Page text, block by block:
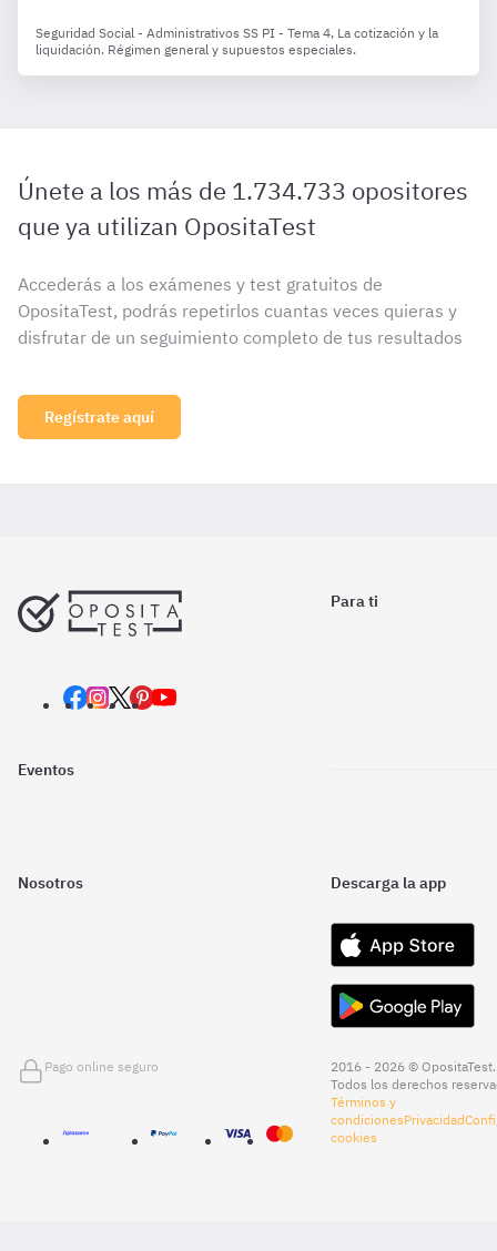
Seguridad Social - Administrativos SS PI - Tema 4, La cotización y la
liquidación. Régimen general y supuestos especiales.
Únete a los más de 1.734.733 opositores
que ya utilizan OpositaTest
Accederás a los exámenes y test gratuitos de
OpositaTest, podrás repetirlos cuantas veces quieras y
disfrutar de un seguimiento completo de tus resultados
Regístrate aquí
Para ti
Eventos
Nosotros Descarga la app
Pago online seguro
2016 - 2026 © OpositaTest.
Todos los derechos
Términos y
condicionesPrivacidad
cookies